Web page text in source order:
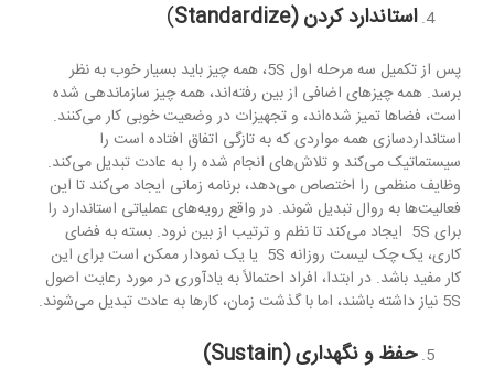
استاندارد کردن (Standardize
)
پس از تکمیل سه مرحله اول 5S، همه چیز باید بسیار خوب به نظر
برسد. همه چیزهای اضافی از بین رفته‌اند، همه چیز سازماندهی شده
است، فضاها تمیز شده‌اند، و تجهیزات در وضعیت خوبی کار می‌کنند.
استانداردسازی همه مواردی که به تازگی اتفاق افتاده است را
سیستماتیک می‌کند و تلاش‌های انجام شده را به عادت تبدیل می‌کند.
وظایف منظمی را اختصاص می‌دهد، برنامه زمانی ایجاد می‌کند تا این
فعالیت‌ها به روال تبدیل شوند. در واقع رویه‌های عملیاتی استاندارد را
برای 5S ایجاد می‌کند تا نظم و ترتیب از بین نرود. بسته به فضای
کاری، یک چک لیست روزانه 5S یا یک نمودار ممکن است برای این
کار مفید باشد. در ابتدا، افراد احتمالاً به یادآوری در مورد رعایت اصول
5S نیاز داشته باشند، اما با گذشت زمان، کارها به عادت تبدیل می‌شوند.
حفظ و نگهداری (Sustain
)